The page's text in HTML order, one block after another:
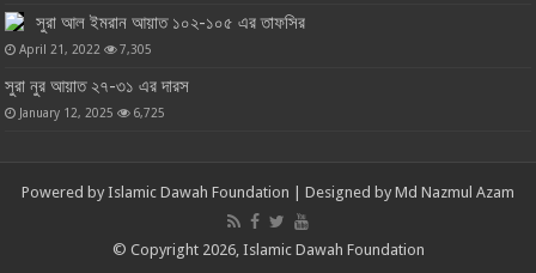
সুরা আল ইমরান আয়াত ১০২-১০৫ এর তাফসির
April 21, 2022 7,305
সুরা নুর আয়াত ২৭-৩১ এর দারস
January 12, 2025 6,725
Powered by Islamic Dawah Foundation | Designed by Md Nazmul Azam
© Copyright 2026, Islamic Dawah Foundation